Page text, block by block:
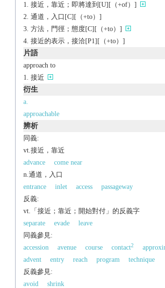
接近，靠近；即將達到[U][（+of）]
通道，入口[C][（+to）]
方法，門徑；態度[C][（+to）]
接近的表示，接洽[P1][（+to）]
片語
approach to
接近
衍生
a.
approachable
辨析
同義:
vt.接近，靠近
advance
come near
n.通道，入口
entrance
inlet access
passageway
反義:
vt.「接近；靠近；開始對付」的反義字
separate
evade
leave
同義參見:
accession
avenue course contact2
advent
entry reach program
technique
反義參見:
avoid
shrink